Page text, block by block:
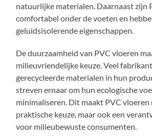
natuurlijke materialen. Daarnaast zijn
comfortabel onder de voeten en
geluidsisolerende eigenschappen.
De duurzaamheid van PVC vloeren
milieuvriendelijke keuze. Veel
gerecycleerde materialen in hun
streven ernaar om hun ecologische
minimaliseren. Dit maakt PVC vloeren
praktische keuze, maar ook een
voor milieubewuste consumenten.